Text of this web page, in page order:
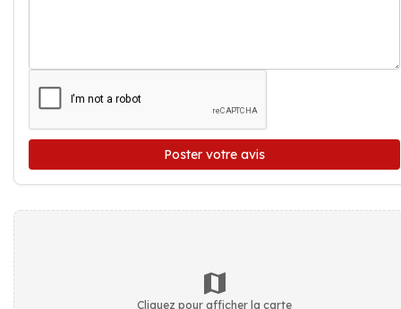
Poster votre avis
Cliquez pour afficher la carte